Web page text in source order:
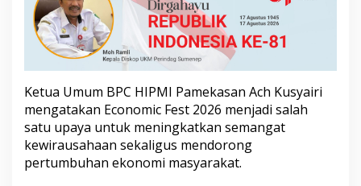
M
K
Ketua Umum BPC HIPMI Pamekasan Ach Kusyairi
mengatakan Economic Fest 2026 menjadi salah
satu upaya untuk meningkatkan semangat
kewirausahaan sekaligus mendorong
pertumbuhan ekonomi masyarakat.